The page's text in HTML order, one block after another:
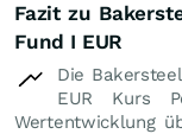
Fazit zu
Fund I EUR
Die
EUR Kurs
Wertentwicklung